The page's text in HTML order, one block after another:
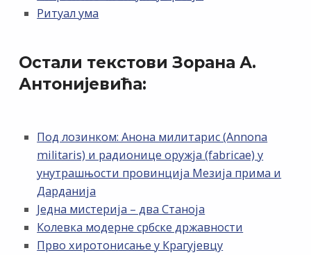
Ритуал ума
Остали текстови Зорана А.
Антонијевића:
Под лозинком: Анона милитарис (Annona
militaris) и радионице оружја (fabricae) у
унутрашњости провинција Мезија прима и
Дарданија
Једна мистерија – два Станоја
Колевка модерне србске државности
Прво хиротонисање у Крагујевцу